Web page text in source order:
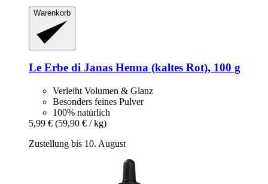
Warenkorb
Le Erbe di Janas Henna (kaltes Rot), 100 g
Verleiht Volumen & Glanz
Besonders feines Pulver
100% natürlich
5,99 € (59,90 € / kg)
Zustellung bis 10. August